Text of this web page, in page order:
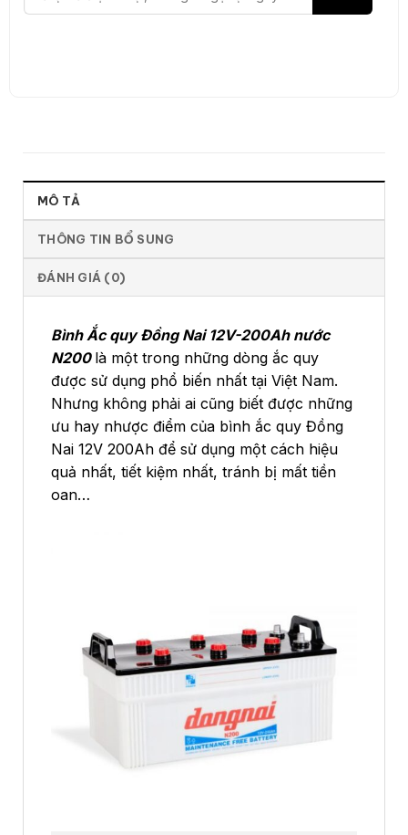
MÔ TẢ
THÔNG TIN BỔ SUNG
ĐÁNH GIÁ (0)
Bình Ắc quy Đồng Nai 12V-200Ah nước
N200 là một trong những dòng ắc quy
được sử dụng phổ biến nhất tại Việt Nam.
Nhưng không phải ai cũng biết được những
ưu hay nhược điểm của bình ắc quy Đồng
Nai 12V 200Ah để sử dụng một cách hiệu
quả nhất, tiết kiệm nhất, tránh bị mất tiền
oan…